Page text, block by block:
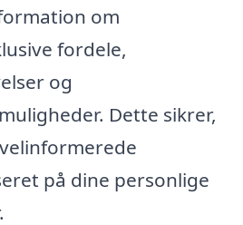
om
fordele,
og
Dette sikrer,
på dine personlige